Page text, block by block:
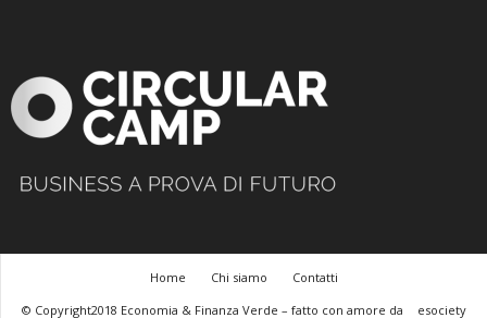
Home Chi siamo
Contatti
© Copyright2018 Economia & Finanza Verde – fatto con amore da
esociety